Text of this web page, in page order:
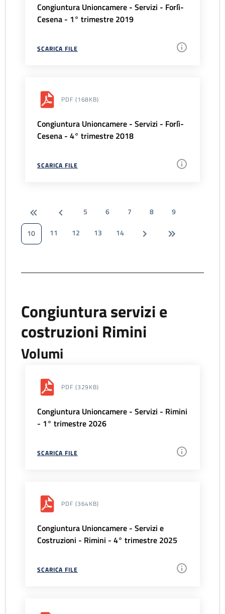
Congiuntura Unioncamere - Servizi - Forlì-
Cesena - 1° trimestre 2019
SCARICA FILE
PDF (168KB)
Congiuntura Unioncamere - Servizi - Forlì-
Cesena - 4° trimestre 2018
SCARICA FILE
5 6 7 8
9
10
11 12 13 14
Congiuntura servizi e
costruzioni Rimini
Volumi
PDF (329KB)
Congiuntura Unioncamere - Servizi - Rimini
- 1° trimestre 2026
SCARICA FILE
PDF (364KB)
Congiuntura Unioncamere - Servizi e
Costruzioni - Rimini - 4° trimestre 2025
SCARICA FILE